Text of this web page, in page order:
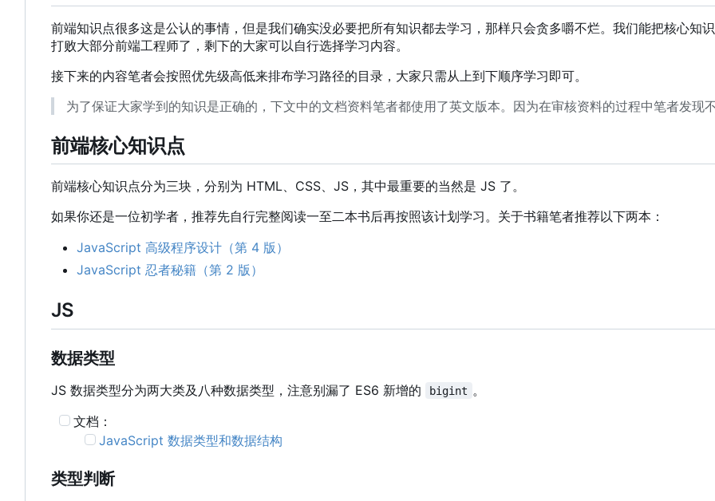
前端知识点很多这是公认的事情，但是我们确实没必要把所有知识都去学习，那样只会贪多嚼不烂。我们能把核心知
打败大部分前端工程师了，剩下的大家可以自行选择学习内容。
接下来的内容笔者会按照优先级高低来排布学习路径的目录，大家只需从上到下顺序学习即可。
为了保证大家学到的知识是正确的，下文中的文档资料笔者都使用了英文版本。因为在审核资料的过程中笔者发现
前端核心知识点
前端核心知识点分为三块，分别为 HTML、CSS、JS ， 其中最重要的当然是 JS 了。
如果你还是一位初学者，推荐先自行完整阅读一至二本书后再按照该计划学习。关于书籍笔者推荐以下两本：
JavaScript 高级程序设计（第 4 版）
JavaScript 忍者秘籍（第 2 版）
JS
数据类型
JS 数据类型分为两大类及八种数据类型，注意别漏了 ES6 新增的 bigint 。
文档：
JavaScript 数据类型和数据结构
类型判断